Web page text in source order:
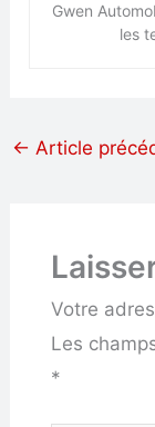
Gwen
les
← Article
Votre
Les
*